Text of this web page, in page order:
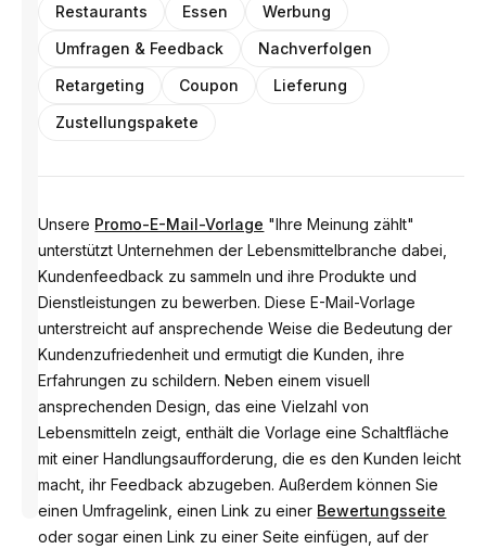
Entworfen
von
Anastasiia
Restaurants Essen
Werbung
Umfragen & Feedback
Nachverfolgen
Retargeting
Coupon
Lieferung
Zustellungspakete
Unsere Promo-E-Mail-Vorlage "Ihre Meinung zählt"
unterstützt Unternehmen der Lebensmittelbranche dabei,
Kundenfeedback zu sammeln und ihre Produkte und
Dienstleistungen zu bewerben. Diese E-Mail-Vorlage
unterstreicht auf ansprechende Weise die Bedeutung der
Kundenzufriedenheit und ermutigt die Kunden, ihre
Erfahrungen zu schildern. Neben einem visuell
ansprechenden Design, das eine Vielzahl von
Lebensmitteln zeigt, enthält die Vorlage eine Schaltfläche
mit einer Handlungsaufforderung, die es den Kunden leicht
macht, ihr Feedback abzugeben. Außerdem können Sie
einen Umfragelink, einen Link zu einer Bewertungsseite
oder sogar einen Link zu einer Seite einfügen, auf der